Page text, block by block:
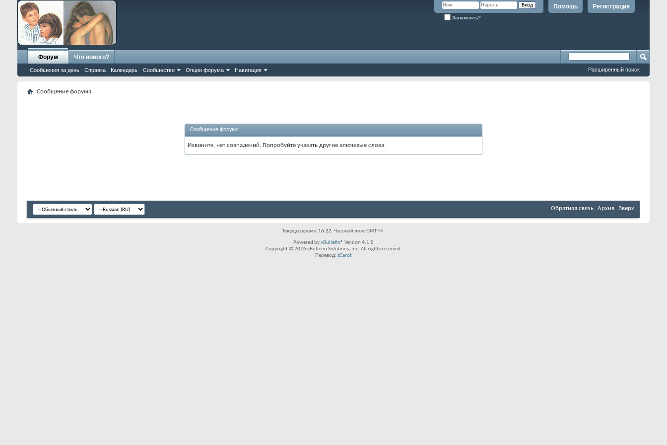
Регистрация
Помощь
Запомнить?
Форум
Сообщения за день Справка Календарь Сообщество Опции форума Навигация
Что нового?
Расширенный поиск
Сообщение форума
Сообщение форума
Извините, нет совпадений. Попробуйте указать другие ключевые слова.
Обратная связь Архив Вверх
Текущее время: 16:22. Часовой пояс GMT +4.
Powered byvBulletin® Version 4.1.5
Copyright © 2026 vBulletin Solutions, Inc. All rights reserved.
Перевод: zCarot